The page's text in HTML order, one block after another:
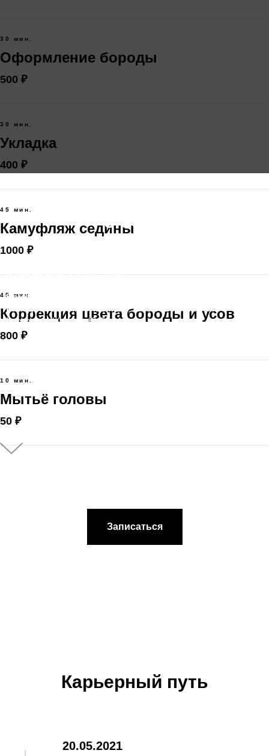
о себе
В профессии c :2019 года
Номер значка :
Город: посёлок солнечный хабаровский край
Куратор :Жданов Ю.Л.
30 мин.
Оформление бороды
500 ₽
30 мин.
Укладка
400 ₽
45 мин.
Камуфляж седины
1000 ₽
45 мин.
Коррекция цвета бороды и усов
800 ₽
10 мин.
Мытьё головы
50 ₽
Записаться
Карьерный путь
20.05.2021